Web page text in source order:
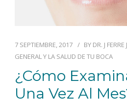
7 SEPTIEMBRE, 2017 BY DR. J FERRE
GENERAL Y LA SALUD DE TU BOCA
¿Cómo
Una Vez Al